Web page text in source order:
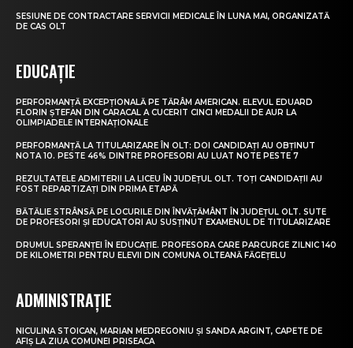
SESIUNE DE CONTRACTARE SERVICII MEDICALE ÎN LUNA MAI, ORGANIZATĂ
DE CAS OLT
EDUCAȚIE
PERFORMANȚĂ EXCEPȚIONALĂ PE TĂRÂM AMERICAN. ELEVUL EDUARD
FLORIN ȘTEFAN DIN CARACAL A CUCERIT CINCI MEDALII DE AUR LA
OLIMPIADELE INTERNAȚIONALE
PERFORMANȚĂ LA TITULARIZARE ÎN OLT: DOI CANDIDAȚI AU OBȚINUT
NOTA 10. PESTE 46% DINTRE PROFESORI AU LUAT NOTE PESTE 7
REZULTATELE ADMITERII LA LICEU ÎN JUDEȚUL OLT. TOȚI CANDIDAȚII AU
FOST REPARTIZAȚI DIN PRIMA ETAPĂ
BĂTĂLIE STRÂNSĂ PE LOCURILE DIN ÎNVĂȚĂMÂNT ÎN JUDEȚUL OLT. SUTE
DE PROFESORI ȘI EDUCATORI AU SUSȚINUT EXAMENUL DE TITULARIZARE
DRUMUL SPERANȚEI ÎN EDUCAȚIE. PROFESORA CARE PARCURGE ZILNIC 140
DE KILOMETRI PENTRU ELEVII DIN COMUNA OLTEANĂ FĂGEȚELU
ADMINISTRAȚIE
NICULINA STOICAN, MARIAN MEDREGONIU ȘI SANDA ARGINT, CAPETE DE
AFIȘ LA ZIUA COMUNEI PRISEACA